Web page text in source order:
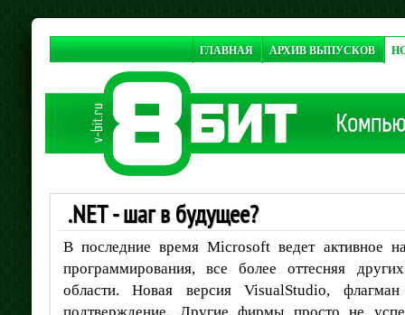
ГЛАВНАЯ АРХИВ ВЫПУСКОВ
.NET - шаг в будущее?
В последние время Microsoft ведет активное
программирования, все более оттесняя
области. Новая версия VisualStudio,